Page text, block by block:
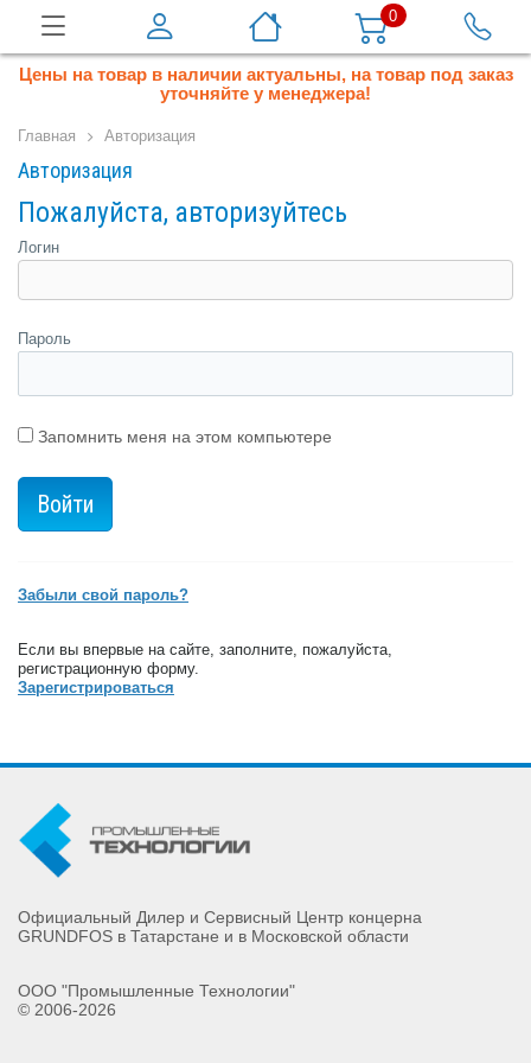
0
Цены на товар в наличии актуальны, на товар под заказ
уточняйте у менеджера!
Главная Авторизация
Авторизация
Пожалуйста, авторизуйтесь
Логин
Пароль
Запомнить меня на этом компьютере
Забыли свой пароль?
Если вы впервые на сайте, заполните, пожалуйста,
регистрационную форму.
Зарегистрироваться
Официальный Дилер и Сервисный Центр концерна
GRUNDFOS в Татарстане и в Московской области
ООО "Промышленные Технологии"
© 2006-2026